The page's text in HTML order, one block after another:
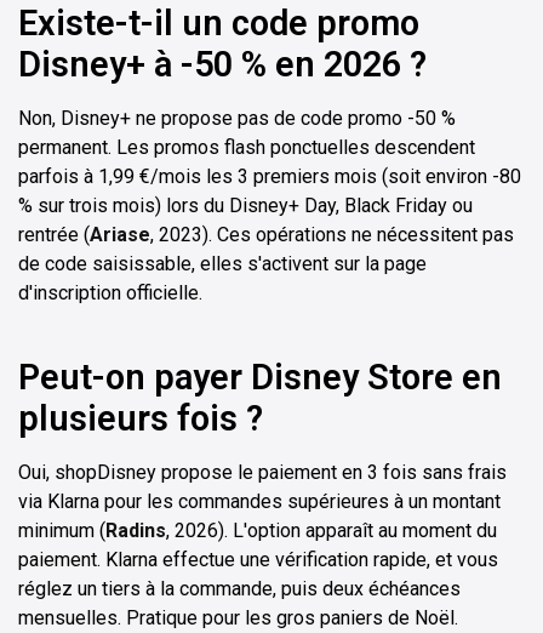
Existe-t-il un code promo
Disney+ à -50 % en 2026 ?
Non, Disney+ ne propose pas de code promo -50 %
permanent. Les promos flash ponctuelles descendent
parfois à 1,99 €/mois les 3 premiers mois (soit environ -80
% sur trois mois) lors du Disney+ Day, Black Friday ou
rentrée (Ariase, 2023). Ces opérations ne nécessitent pas
de code saisissable, elles s'activent sur la page
d'inscription officielle.
Peut-on payer Disney Store en
plusieurs fois ?
Oui, shopDisney propose le paiement en 3 fois sans frais
via Klarna pour les commandes supérieures à un montant
minimum (Radins, 2026). L'option apparaît au moment du
paiement. Klarna effectue une vérification rapide, et vous
réglez un tiers à la commande, puis deux échéances
mensuelles. Pratique pour les gros paniers de Noël.